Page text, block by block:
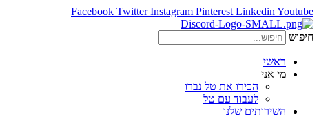
Facebook Twitter Instagram Pinterest Linkedin Youtube
חיפוש
ראשי
מי אני
הכירו את טל נברו
לעבוד עם טל
השירותים שלנו